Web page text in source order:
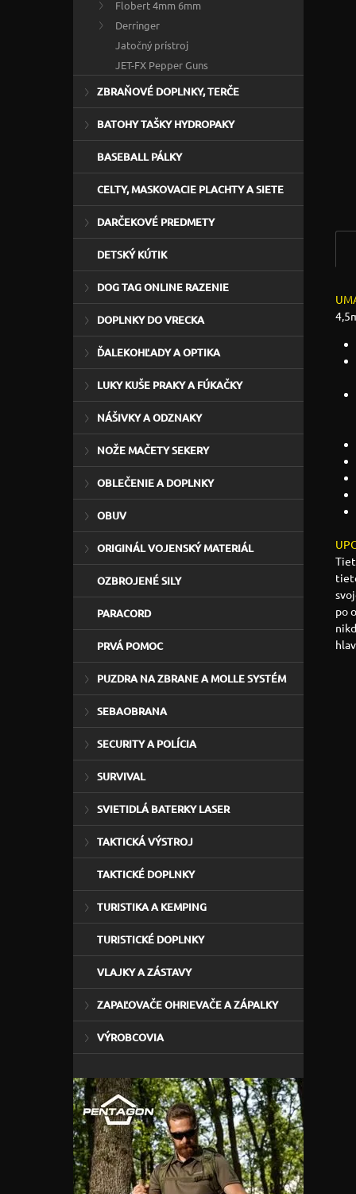
po
Flobert 4mm 6mm
Derringer
Jatočný prístroj
JET-FX Pepper Guns
ZBRAŇOVÉ DOPLNKY, TERČE
BATOHY TAŠKY HYDROPAKY
BASEBALL PÁLKY
CELTY, MASKOVACIE PLACHTY A SIETE
DARČEKOVÉ PREDMETY
DETSKÝ KÚTIK
DOG TAG ONLINE RAZENIE
DOPLNKY DO VRECKA
ĎALEKOHĽADY A OPTIKA
LUKY KUŠE PRAKY A FÚKAČKY
NÁŠIVKY A ODZNAKY
NOŽE MAČETY SEKERY
OBLEČENIE A DOPLNKY
OBUV
ORIGINÁL VOJENSKÝ MATERIÁL
OZBROJENÉ SILY
PARACORD
PRVÁ POMOC
PUZDRA NA ZBRANE A MOLLE SYSTÉM
SEBAOBRANA
SECURITY A POLÍCIA
SURVIVAL
SVIETIDLÁ BATERKY LASER
TAKTICKÁ VÝSTROJ
TAKTICKÉ DOPLNKY
TURISTIKA A KEMPING
TURISTICKÉ DOPLNKY
VLAJKY A ZÁSTAVY
ZAPAĽOVAČE OHRIEVAČE A ZÁPALKY
VÝROBCOVIA